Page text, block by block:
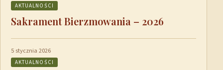
AKTUALNOŚCI
Sakrament Bierzmowania – 2026
5 stycznia 2026
AKTUALNOŚCI